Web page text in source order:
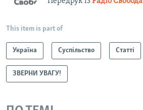
This item is part of
Україна Суспільство Статті
ЗВЕРНИ УВАГУ!